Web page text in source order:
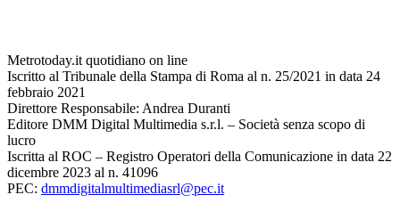
Metrotoday.it quotidiano on line
Iscritto al Tribunale della Stampa di Roma al n. 25/2021 in data 24
febbraio 2021
Direttore Responsabile: Andrea Duranti
Editore DMM Digital Multimedia s.r.l. – Società senza scopo di
lucro
Iscritta al ROC – Registro Operatori della Comunicazione in data 22
dicembre 2023 al n. 41096
PEC: dmmdigitalmultimediasrl@pec.it